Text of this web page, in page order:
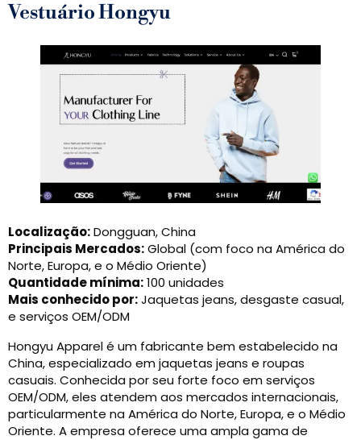
Vestuário Hongyu
Localização:Dongguan, China
Principais Mercados:Global (com foco na América do
Norte, Europa, e o Médio Oriente)
Quantidade mínima:100 unidades
Mais conhecido por:Jaquetas jeans, desgaste casual,
e serviços OEM/ODM
Hongyu Apparel é um fabricante bem estabelecido na
China, especializado em jaquetas jeans e roupas
casuais. Conhecida por seu forte foco em serviços
OEM/ODM, eles atendem aos mercados internacionais,
particularmente na América do Norte, Europa, e o Médio
Oriente. A empresa oferece uma ampla gama de